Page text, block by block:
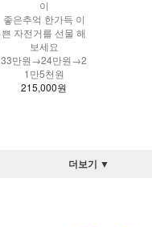
이
좋은추억 한가득 이
쁜 자전거를 선물 해
보세요
33만원→24만원→2
1만5천원
215,000원
더보기 ▼